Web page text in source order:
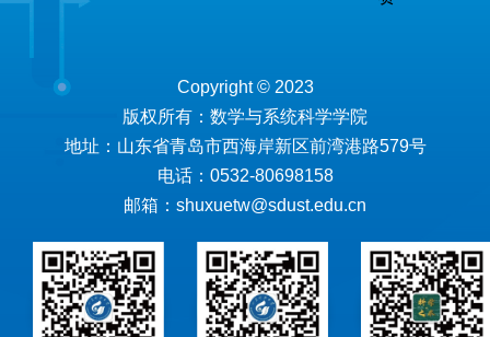
Copyright © 2023
版权所有：数学与系统科学学院
地址：山东省青岛市西海岸新区前湾港路579号
电话：0532-80698158
邮箱：shuxuetw@sdust.edu.cn